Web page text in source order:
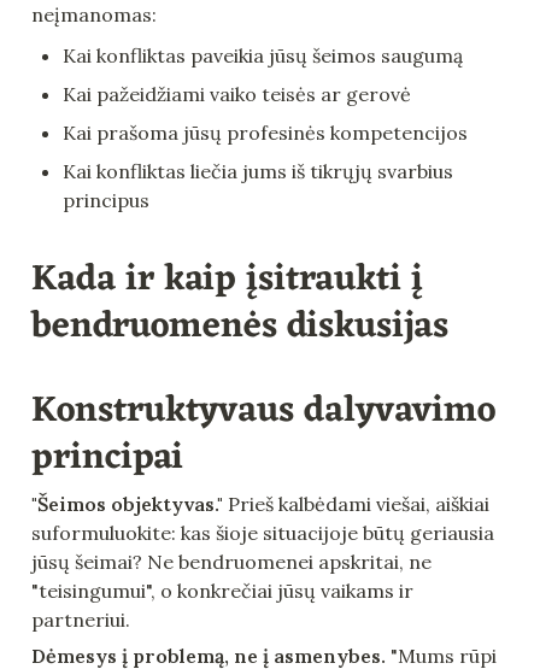
neįmanomas:
Kai konfliktas paveikia jūsų šeimos saugumą
Kai pažeidžiami vaiko teisės ar gerovė
Kai prašoma jūsų profesinės kompetencijos
Kai konfliktas liečia jums iš tikrųjų svarbius
principus
Kada ir kaip įsitraukti į
bendruomenės diskusijas
Konstruktyvaus dalyvavimo
principai
"Šeimos objektyvas." Prieš kalbėdami viešai, aiškiai
suformuluokite: kas šioje situacijoje būtų geriausia
jūsų šeimai? Ne bendruomenei apskritai, ne
"teisingumui", o konkrečiai jūsų vaikams ir
partneriui.
Dėmesys į problemą, ne į asmenybes. "Mums rūpi